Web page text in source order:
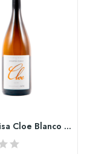
Doña Felisa Cloe Blanco Chardonnay Magnum